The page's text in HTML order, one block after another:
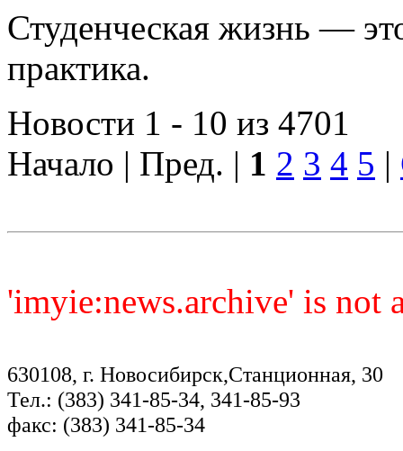
Студенческая жизнь —
практика.
Новости 1 - 10 из 4701
Начало | Пред. | 1 2 3 4 5 |
'imyie:news.archive' is not
630108, г. Новосибирск,Станционная, 30
Тел.: (383) 341-85-34, 341-85-93
факс: (383) 341-85-34